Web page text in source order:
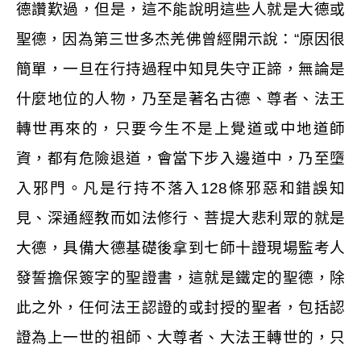
德讚歎過，但是，這不能說明這些人就是大德或
聖德，因為第三世多杰羌佛曾經開示說：“原因很
簡單，一旦在行持過程中知見失守正諦，無論是
什麼地位的人物，乃至是著名古德、尊者、法王
轉世再來的，只要今生不是上覺道或中地道師
資，都有危險退道，會當下步入邊道中，乃至墮
入邪門。凡是行持不落入 128條邪惡和錯誤知
見、深通經教而如法修行、菩提大悲利眾的就是
大德，具備大德基礎後拿到七師十證現場監考人
發誓擔保簽字的聖證書，這就是鐵定的聖德，除
此之外，任何法王認證的或封授的聖者，包括認
證為上一世的祖師、大尊者、大法王轉世的，只